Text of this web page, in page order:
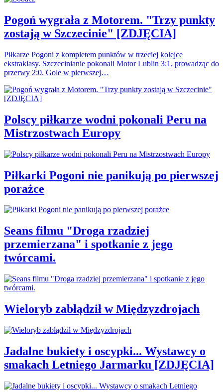
Pogoń wygrała z Motorem. "Trzy punkty
zostają w Szczecinie" [ZDJĘCIA]
Piłkarze Pogoni z kompletem punktów w trzeciej kolejce
ekstraklasy. Szczecinianie pokonali Motor Lublin 3:1, prowadząc do
przerwy 2:0. Gole w pierwszej…
Polscy piłkarze wodni pokonali Peru na
Mistrzostwach Europy
Piłkarki Pogoni nie panikują po pierwszej
porażce
Seans filmu "Droga rzadziej
przemierzana" i spotkanie z jego
twórcami.
Wieloryb zabłądził w Międzyzdrojach
Jadalne bukiety i oscypki... Wystawcy o
smakach Letniego Jarmarku [ZDJĘCIA]